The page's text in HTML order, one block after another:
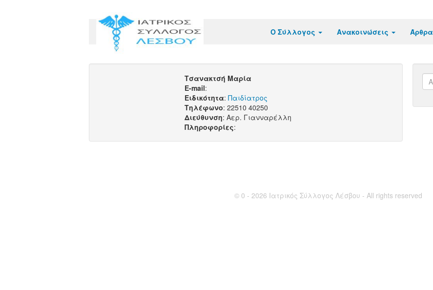
Ο Σύλλογος Ανακοινώσεις Άρθρα
Τσανακτσή Μαρία
E-mail:
Ειδικότητα: Παιδίατρος
Τηλέφωνο: 22510 40250
Διεύθυνση: Αερ. Γιανναρέλλη
Πληροφορίες:
© 0 - 2026 Ιατρικός Σύλλογος Λέσβου - All rights reserved